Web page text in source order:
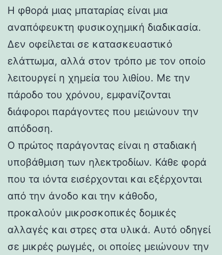
Η φθορά μιας μπαταρίας είναι μια
αναπόφευκτη φυσικοχημική διαδικασία.
Δεν οφείλεται σε κατασκευαστικό
ελάττωμα, αλλά στον τρόπο με τον οποίο
λειτουργεί η χημεία του λιθίου. Με την
πάροδο του χρόνου, εμφανίζονται
διάφοροι παράγοντες που μειώνουν την
απόδοση.
Ο πρώτος παράγοντας είναι η σταδιακή
υποβάθμιση των ηλεκτροδίων. Κάθε φορά
που τα ιόντα εισέρχονται και εξέρχονται
από την άνοδο και την κάθοδο,
προκαλούν μικροσκοπικές δομικές
αλλαγές και στρες στα υλικά. Αυτό οδηγεί
σε μικρές ρωγμές, οι οποίες μειώνουν την